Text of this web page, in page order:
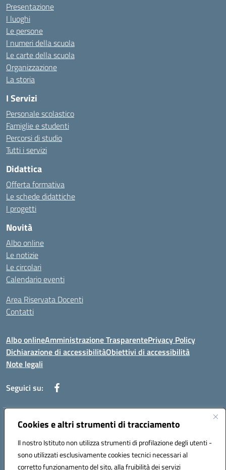
Cookies e altri strumenti di tracciamento
Il nostro Istituto non utilizza strumenti di profilazione degli utenti -
sono utilizzati esclusivamente cookies tecnici necessari al
corretto funzionamento del sito, alla fruibilità dei servizi
Presentazione
I luoghi
Le persone
I numeri della scuola
Le carte della scuola
Organizzazione
La storia
I Servizi
Personale scolastico
Famiglie e studenti
Percorsi di studio
Tutti i servizi
Didattica
Offerta formativa
Le schede didattiche
I progetti
Novità
Albo online
Le notizie
Le circolari
Calendario eventi
Area Riservata Docenti
Contatti
Albo onlineAmministrazione TrasparentePrivacy Policy
Dichiarazione di accessibilitàObiettivi di accessibilità
Note legali
Seguici su:
Indirizzo:Via Rimembranza,33 – 81020 Casapulla (CE)
Posta elettronica certificata (PEC):ceic82800v@pec.istruzione.it
Codice fiscale: 94007130613